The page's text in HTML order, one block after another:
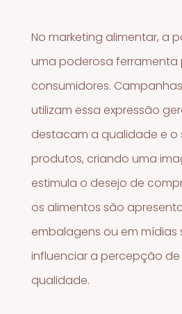
No marketing alimentar, a
uma poderosa ferramenta
consumidores.
utilizam essa expressão
destacam a qualidade e o
produtos, criando uma
estimula o desejo de
os alimentos são
embalagens ou em mídias
influenciar a percepção
qualidade.